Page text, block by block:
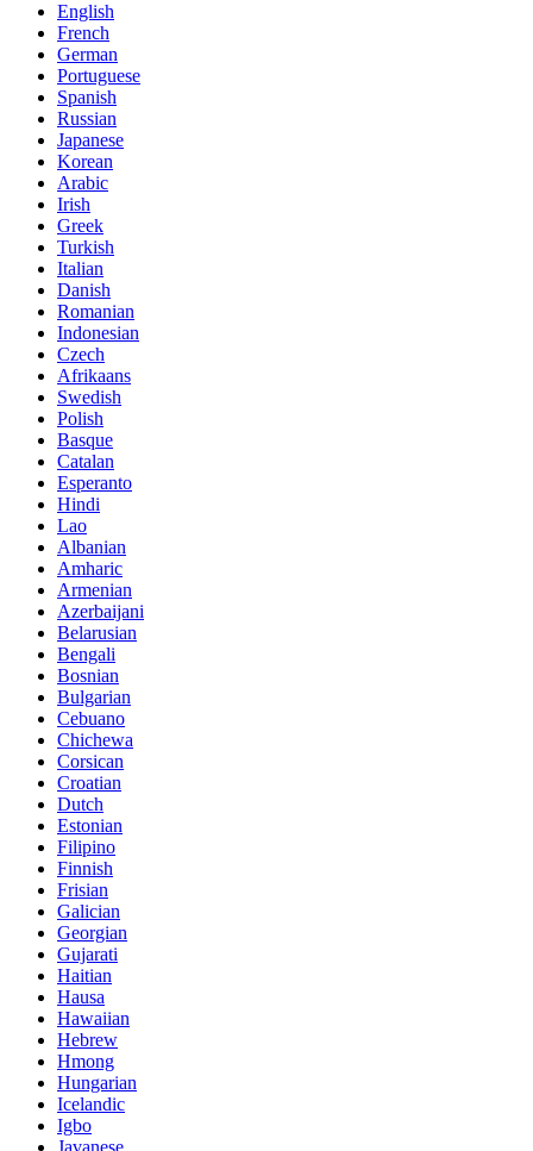
English
French
German
Portuguese
Spanish
Russian
Japanese
Korean
Arabic
Irish
Greek
Turkish
Italian
Danish
Romanian
Indonesian
Czech
Afrikaans
Swedish
Polish
Basque
Catalan
Esperanto
Hindi
Lao
Albanian
Amharic
Armenian
Azerbaijani
Belarusian
Bengali
Bosnian
Bulgarian
Cebuano
Chichewa
Corsican
Croatian
Dutch
Estonian
Filipino
Finnish
Frisian
Galician
Georgian
Gujarati
Haitian
Hausa
Hawaiian
Hebrew
Hmong
Hungarian
Icelandic
Igbo